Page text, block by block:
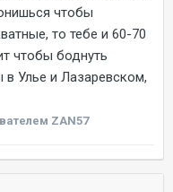
чтобы
то тебе и 60-70
чтобы боднуть
Улье и Лазаревском,
ZAN57